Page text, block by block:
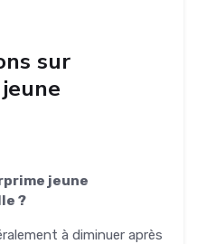
sur
jeune
?
à diminuer après